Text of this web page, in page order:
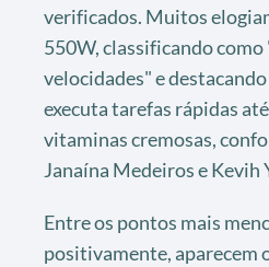
verificados. Muitos
550W, classificando
velocidades" e
executa tarefas rápidas
vitaminas cremosas,
Janaína Medeiros e Kevih
Entre os pontos mais
positivamente, aparecem